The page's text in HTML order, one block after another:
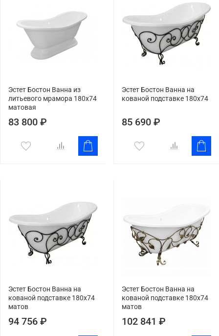
Эстет Бостон Ванна из
литьевого мрамора 180x74
матовая
83 800 ₽
Эстет Бостон Ванна на
кованой подставке 180x74
85 690 ₽
Эстет Бостон Ванна на
кованой подставке 180x74
матов
94 756 ₽
Эстет Бостон Ванна на
кованой подставке 180х74
матов
102 841 ₽